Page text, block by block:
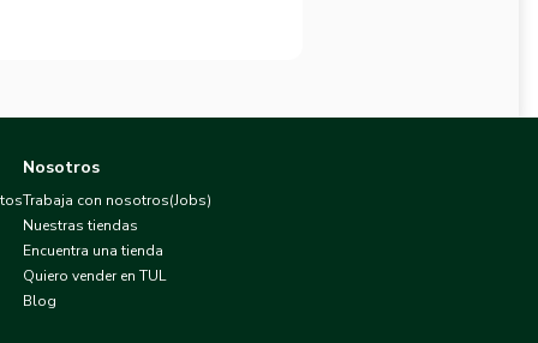
Nosotros
Trabaja con nosotros(Jobs)
Nuestras tiendas
Encuentra una tienda
Quiero vender en TUL
Blog